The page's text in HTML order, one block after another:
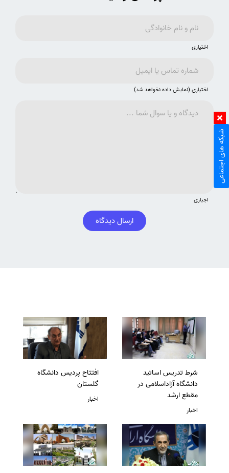
اختیاری
اختیاری (نمایش داده نخواهد شد)
اجباری
ارسال دیدگاه
شرط تدریس اساتید
دانشگاه آزاداسلامی در
مقطع ارشد
اخبار
افتتاح پردیس دانشگاه
گلستان
اخبار
شبکه های اجتماعی